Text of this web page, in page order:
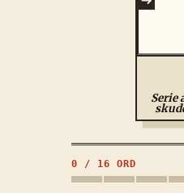
Serie
0 / 16 ORD